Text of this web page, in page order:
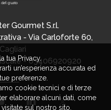
Gourmet S.r.l.
- Via Carloforte 60,
- 03406920920
tua Privacy.
un’esperienza accurata ed
preferenze.
cookie tecnici e di terze
elaborare alcuni dati, come
sul nostro sito.